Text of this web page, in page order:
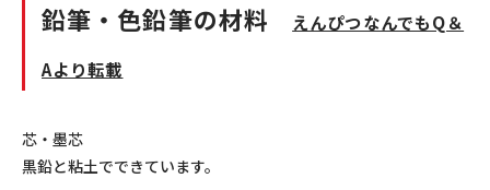
鉛筆・色鉛筆の材料
えんぴつなんでもQ＆
Aより転載
芯・墨芯
黒鉛と粘土でできています。